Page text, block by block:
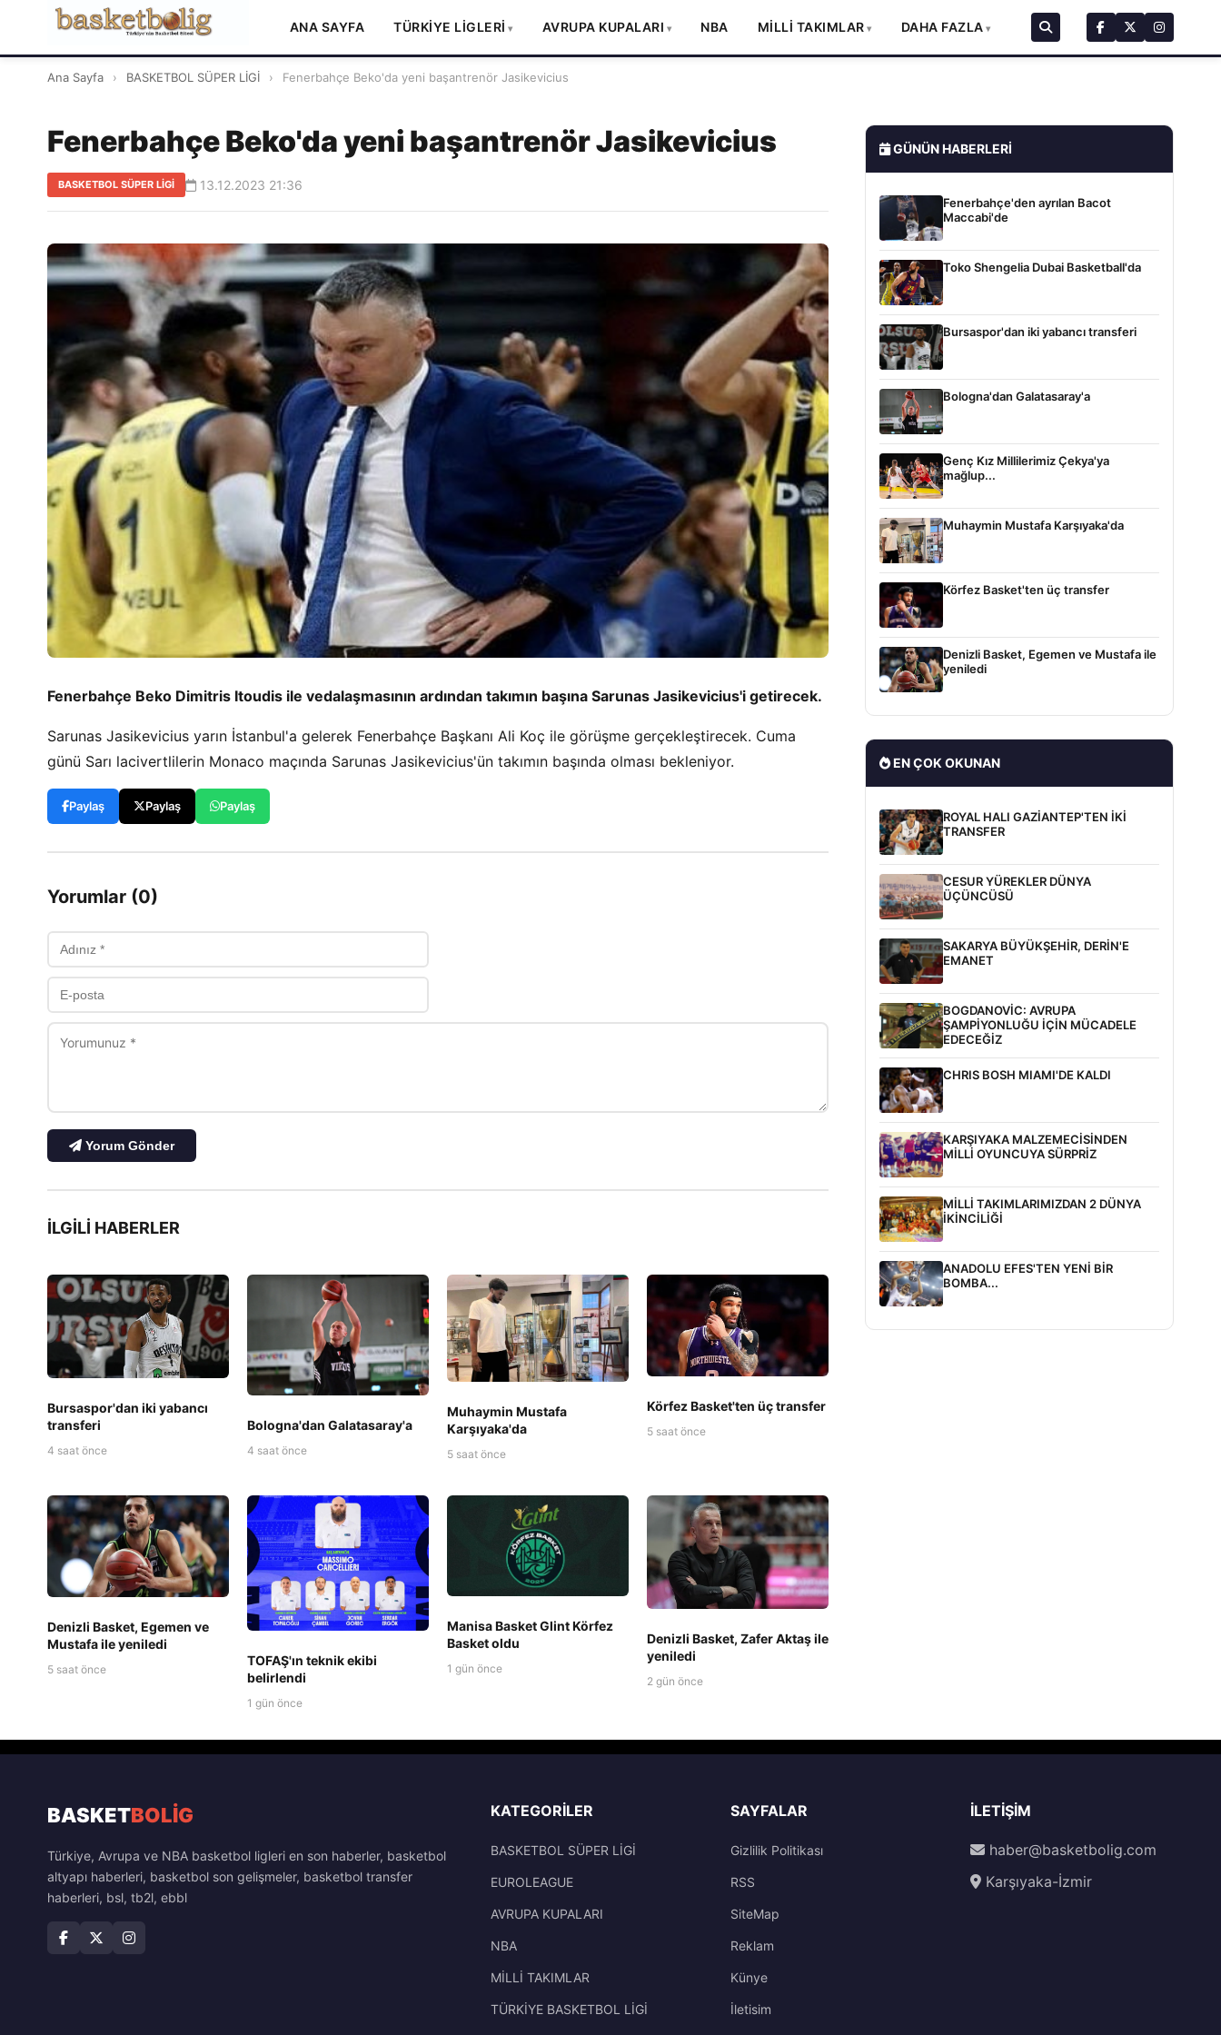
ANA SAYFA TÜRKİYE LİGLERİ AVRUPA KUPALARI NBA MİLLİ TAKIMLAR DAHA FAZLA
Ana Sayfa › BASKETBOL SÜPER LİGİ › Fenerbahçe Beko'da yeni başantrenör Jasikevicius
Fenerbahçe Beko'da yeni başantrenör Jasikevicius
BASKETBOL SÜPER LİGİ 13.12.2023 21:36
Fenerbahçe Beko Dimitris Itoudis ile vedalaşmasının ardından takımın başına Sarunas Jasikevicius'i getirecek.
Sarunas Jasikevicius yarın İstanbul'a gelerek Fenerbahçe Başkanı Ali Koç ile görüşme gerçekleştirecek. Cuma
günü Sarı lacivertlilerin Monaco maçında Sarunas Jasikevicius'ün takımın başında olması bekleniyor.
Paylaş Paylaş Paylaş
Yorumlar (0)
Yorum Gönder
İLGILI HABERLER
Bursaspor'dan iki yabancı
transferi
4 saat önce
Bologna'dan Galatasaray'a
4 saat önce
Muhaymin Mustafa
Karşıyaka'da
5 saat önce
Körfez Basket'ten üç transfer
5 saat önce
Denizli Basket, Egemen ve
Mustafa ile yeniledi
5 saat önce
TOFAŞ'ın teknik ekibi
belirlendi
1 gün önce
Manisa Basket Glint Körfez
Basket oldu
1 gün önce
Denizli Basket, Zafer Aktaş ile
yeniledi
2 gün önce
GÜNÜN HABERLERI
Fenerbahçe'den ayrılan Bacot
Maccabi'de
Toko Shengelia Dubai Basketball'da
Bursaspor'dan iki yabancı transferi
Bologna'dan Galatasaray'a
Genç Kız Millilerimiz Çekya'ya
mağlup...
Muhaymin Mustafa Karşıyaka'da
Körfez Basket'ten üç transfer
Denizli Basket, Egemen ve Mustafa ile
yeniledi
EN ÇOK OKUNAN
ROYAL HALI GAZİANTEP'TEN İKİ
TRANSFER
CESUR YÜREKLER DÜNYA
ÜÇÜNCÜSÜ
SAKARYA BÜYÜKŞEHİR, DERİN'E
EMANET
BOGDANOVİC: AVRUPA
ŞAMPİYONLUĞU İÇİN MÜCADELE
EDECEĞİZ
CHRIS BOSH MIAMI'DE KALDI
KARŞIYAKA MALZEMECİSİNDEN
MİLLİ OYUNCUYA SÜRPRİZ
MİLLİ TAKIMLARIMIZDAN 2 DÜNYA
İKİNCİLİĞİ
ANADOLU EFES'TEN YENİ BİR
BOMBA...
BASKETBOLİG
Türkiye, Avrupa ve NBA basketbol ligleri en son haberler, basketbol
altyapı haberleri, basketbol son gelişmeler, basketbol transfer
haberleri, bsl, tb2l, ebbl
KATEGORILER
BASKETBOL SÜPER LİGİ
EUROLEAGUE
AVRUPA KUPALARI
NBA
MİLLİ TAKIMLAR
TÜRKİYE BASKETBOL LİGİ
SAYFALAR
Gizlilik Politikası
RSS
SiteMap
Reklam
Künye
İletisim
İLETIŞIM
haber@basketbolig.com
Karşıyaka-İzmir